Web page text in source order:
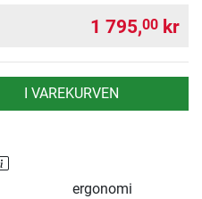
1 795,00 kr
I VAREKURVEN
ergonomi